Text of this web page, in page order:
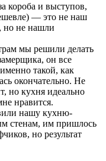
короба и выступов,
— это не наш
но не нашли
мы решили делать
он все
такой, как
окончательно. Не
но кухня идеально
нравится.
нашу кухню-
стенам, им пришлось
но результат